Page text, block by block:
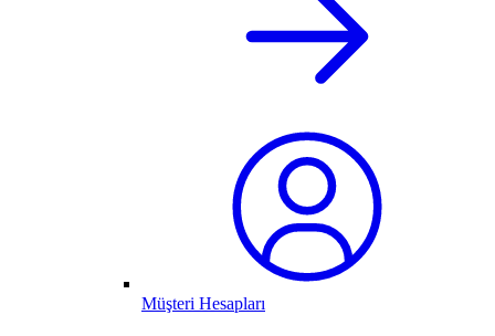
Müşteri Hesapları